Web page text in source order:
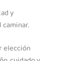
y
elección